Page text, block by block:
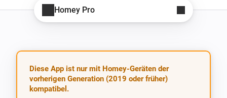
Homey Pro
Diese App ist nur mit Homey-Geräten der
vorherigen Generation (2019 oder früher)
kompatibel.